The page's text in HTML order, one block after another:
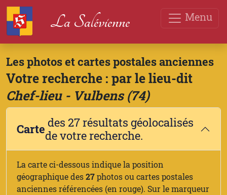
Menu
La Salévienne
Les photos et cartes postales anciennes
Votre recherche : par le lieu-dit
Chef-lieu - Vulbens (74)
Carte des 27 résultats géolocalisés
de votre recherche.
La carte ci-dessous indique la position
géographique des27photos ou cartes postales
anciennes référencées (en rouge). Sur le marqueur